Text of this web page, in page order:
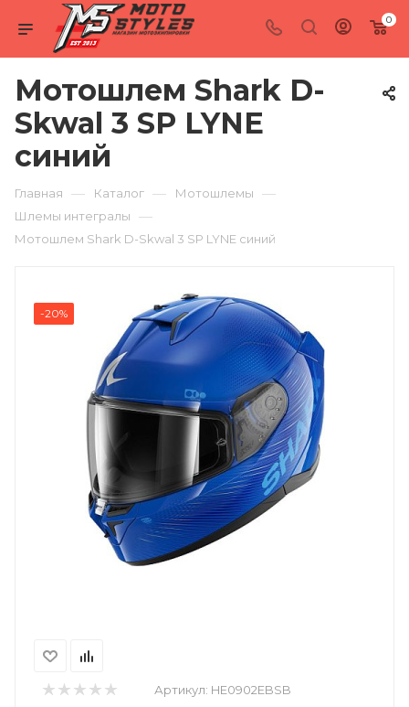
0
Мотошлем Shark D-
Skwal 3 SP LYNE
синий
Главная — Каталог — Мотошлемы —
Шлемы интегралы —
Мотошлем Shark D-Skwal 3 SP LYNE синий
-20%
Артикул: HE0902EBSB